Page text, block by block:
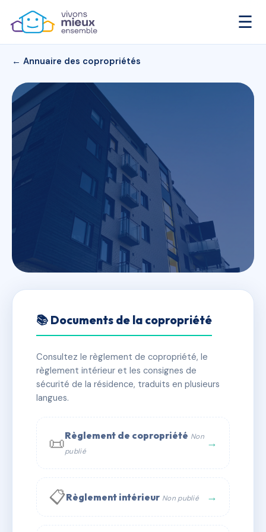
☰
← Annuaire des copropriétés
3 place de la Croix Rousse
✓ Immatriculée 🏠 10 lots 🏗 1 bâtiment(s)
📞 Contacter Syndic Digital
📚 Documents de la copropriété
Consultez le règlement de copropriété, le
règlement intérieur et les consignes de
sécurité de la résidence, traduits en plusieurs
langues.
📜Règlement de copropriété Non
publié
→
📋Règlement intérieur Non publié →